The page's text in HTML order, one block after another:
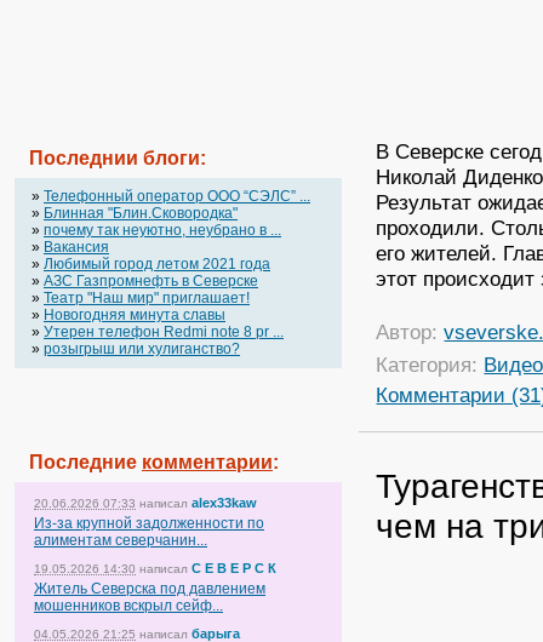
Последнии блоги:
» Телефонный оператор OOO “СЭЛС” ...
» Блинная "Блин.Сковородка"
» почему так неуютно, неубрано в ...
» Вакансия
» Любимый город летом 2021 года
» АЗС Газпромнефть в Северске
» Театр "Наш мир" приглашает!
» Новогодняя минута славы
» Утерен телефон Redmi note 8 pr ...
» розыгрыш или хулиганство?
Последние комментарии:
20.06.2026 07:33 написал alex33kaw
Из-за крупной задолженности по
алиментам северчанин...
19.05.2026 14:30 написал С Е В Е Р С К
Житель Северска под давлением
мошенников вскрыл сейф...
04.05.2026 21:25 написал барыга
В Северске
Николай
Результат
проходили.
его жителей.
этот
Автор:
Категория: Видео
Комментарии
чем на